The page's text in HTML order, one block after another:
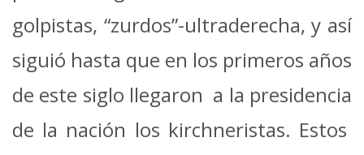
golpistas, “zurdos”-ultraderecha, y así
siguió hasta que en los primeros años
de este siglo llegaron a la presidencia
de la nación los kirchneristas. Estos